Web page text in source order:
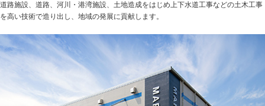
道路施設、道路、河川・港湾施設、土地造成をはじめ上下水道工事などの土木工事
を高い技術で造り出し、地域の発展に貢献します。